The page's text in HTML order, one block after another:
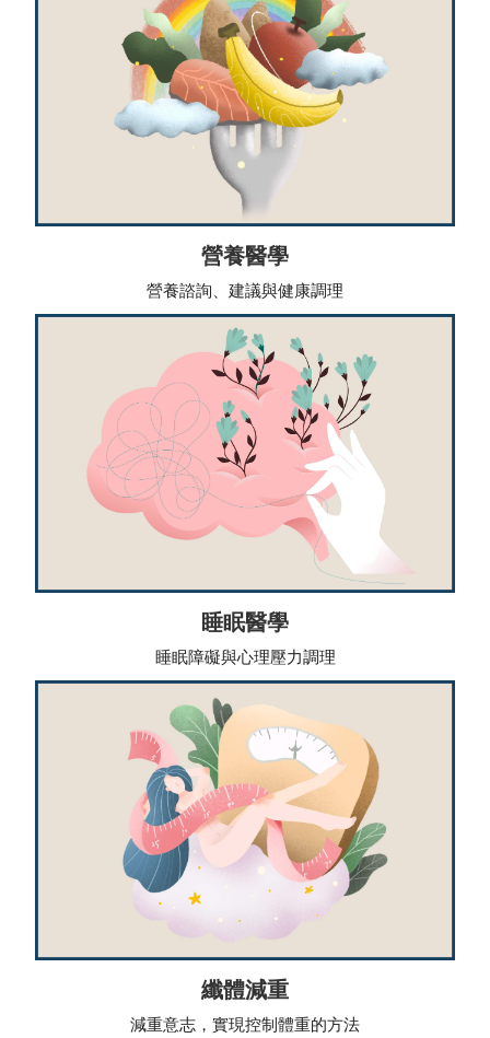
營養醫學
營養諮詢、建議與健康調理
睡眠醫學
睡眠障礙與心理壓力調理
纖體減重
減重意志，實現控制體重的方法